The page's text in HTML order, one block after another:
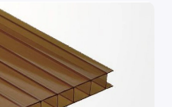
Срок эксплуатации
10-12 лет
Защита от ультрафиолета
Двойная, стабилизатор в
структуре и напылённый
слой